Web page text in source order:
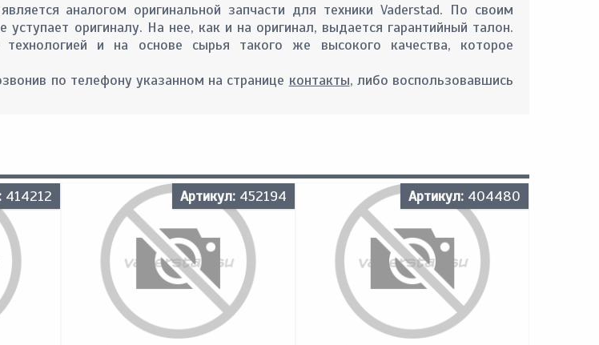
аналогом оригинальной запчасти для техники Vaderstad. По своим
оригиналу. На нее, как и на оригинал, выдается гарантийный талон.
и на основе сырья такого же высокого качества, которое
по телефону указанном на странице контакты, либо воспользовавшись
414212 Артикул: 452194 Артикул: 404480